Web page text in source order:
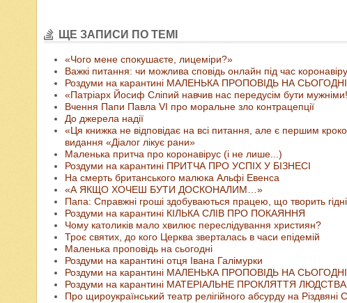
ЩЕ ЗАПИСИ ПО ТЕМІ
«Чого мене спокушаєте, лицеміри?»
Важкі питання: чи можлива сповідь онлайн під час
Роздуми на карантині МАЛЕНЬКА ПРОПОВІДЬ НА СЬОГОДНІ
«Патріарх Йосиф Сліпий навчив нас передусім бути
Вчення Папи Павла VI про моральне зло контрацепції
До джерела надії
«Ця книжка не відповідає на всі питання, але є першим
видання «Діалог лікує рани»
Маленька притча про коронавірус (і не лише...)
Роздуми на карантині ПРИТЧА ПРО УСПІХ У БІЗНЕСІ
На смерть британського малюка Альфі Евенса
«А ЯКЩО ХОЧЕШ БУТИ ДОСКОНАЛИМ…»
Папа: Справжні гроші здобуваються працею, що творить
Роздуми на карантині КІЛЬКА СЛІВ ПРО ПОКАЯННЯ
Чому католиків мало хвилює переслідування християн?
Троє святих, до кого Церква зверталась в часи епідемій
Маленька проповідь на сьогодні
Роздуми на карантині отця Івана Галімурки
Роздуми на карантині МАЛЕНЬКА ПРОПОВІДЬ НА СЬОГОДНІ
Роздуми на карантині МАТЕРІАЛЬНЕ ПРОКЛЯТТЯ ЛЮДСТВА
Про щироукраїнський театр релігійного абсурду на Різдвяні